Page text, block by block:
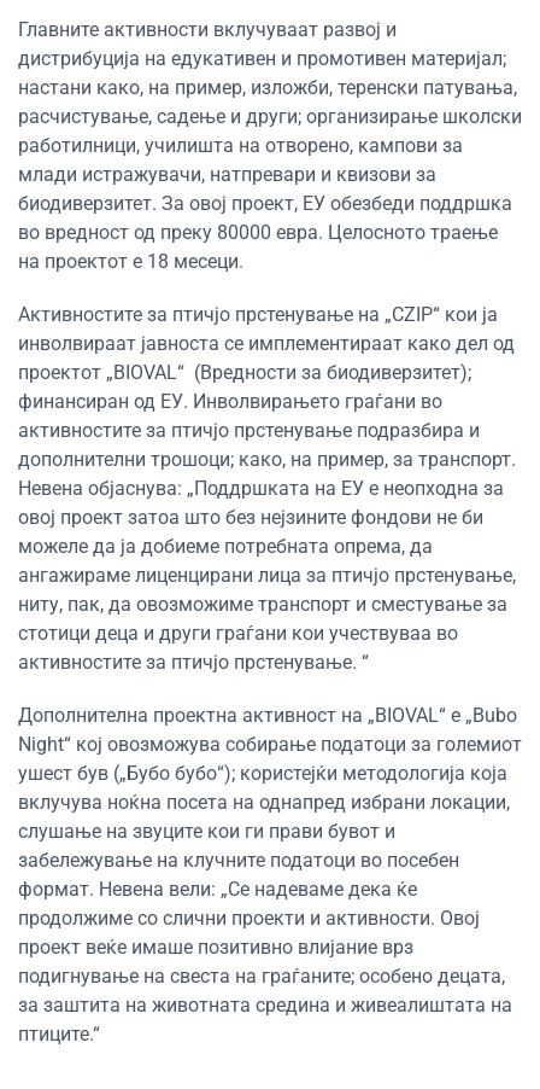
Главните активности вклучуваат развој и
дистрибуција на едукативен и промотивен материјал;
настани како, на пример, изложби, теренски патувања,
расчистување, садење и други; организирање школски
работилници, училишта на отворено, кампови за
млади истражувачи, натпревари и квизови за
биодиверзитет. За овој проект, ЕУ обезбеди поддршка
во вредност од преку 80000 евра. Целосното траење
на проектот е 18 месеци.
Активностите за птичјо прстенување на „CZIP“ кои ја
инволвираат јавноста се имплементираат како дел од
проектот „BIOVAL“ (Вредности за биодиверзитет);
финансиран од ЕУ. Инволвирањето граѓани во
активностите за птичјо прстенување подразбира и
дополнителни трошоци; како, на пример, за транспорт.
Невена објаснува: „Поддршката на ЕУ е неопходна за
овој проект затоа што без нејзините фондови не би
можеле да ја добиеме потребната опрема, да
ангажираме лиценцирани лица за птичјо прстенување,
ниту, пак, да овозможиме транспорт и сместување за
стотици деца и други граѓани кои учествуваа во
активностите за птичјо прстенување. “
Дополнителна проектна активност на „BIOVAL“ е „Bubo
Night“ кој овозможува собирање податоци за големиот
ушест був („Бубо бубо“); користејќи методологија која
вклучува ноќна посета на однапред избрани локации,
слушање на звуците кои ги прави бувот и
забележување на клучните податоци во посебен
формат. Невена вели: „Се надеваме дека ќе
продолжиме со слични проекти и активности. Овој
проект веќе имаше позитивно влијание врз
подигнување на свеста на граѓаните; особено децата,
за заштита на животната средина и живеалиштата на
птиците.“